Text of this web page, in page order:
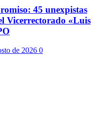
45 unexpistas
Vicerrectorado «Luis
de 2026 0